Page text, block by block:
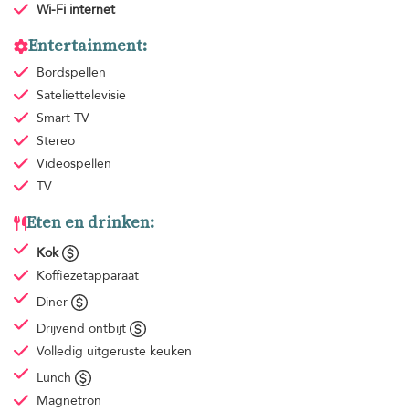
Wi-Fi internet
Entertainment:
Bordspellen
Sateliettelevisie
Smart TV
Stereo
Videospellen
TV
Eten en drinken:
Kok
Koffiezetapparaat
Diner
Drijvend ontbijt
Volledig uitgeruste keuken
Lunch
Magnetron